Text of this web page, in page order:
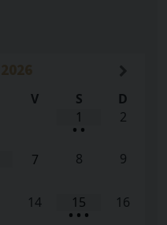
V S
D
1
• •
2
7 8 9
14 15
• • •
16